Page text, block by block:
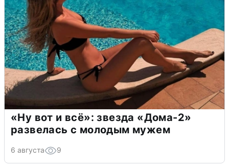
«Ну вот и всё»: звезда «Дома-2»
развелась с молодым мужем
6 августа 9